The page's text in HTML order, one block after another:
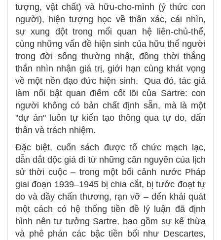
tượng, vật chất) và hữu-cho-mình (ý thức con
người), hiện tượng học về thân xác, cái nhìn,
sự xung đột trong mối quan hệ liên-chủ-thể,
cùng những vấn đề hiện sinh của hữu thể người
trong đời sống thường nhật, đồng thời thẳng
thắn nhìn nhận giá trị, giới hạn cùng khát vọng
về một nền đạo đức hiện sinh. Qua đó, tác giả
làm nổi bật quan điểm cốt lõi của Sartre: con
người không có bản chất định sẵn, mà là một
"dự án" luôn tự kiến tạo thông qua tự do, dấn
thân và trách nhiệm.
Đặc biệt, cuốn sách được tổ chức mạch lạc,
dẫn dắt độc giả đi từ những căn nguyên của lịch
sử thời cuộc – trong một bối cảnh nước Pháp
giai đoạn 1939–1945 bị chia cắt, bị tước đoạt tự
do và đầy chấn thương, rạn vỡ – đến khái quát
một cách có hệ thống tiền đề lý luận đã định
hình nên tư tưởng Sartre, bao gồm sự kế thừa
và phê phán các bậc tiền bối như Descartes,